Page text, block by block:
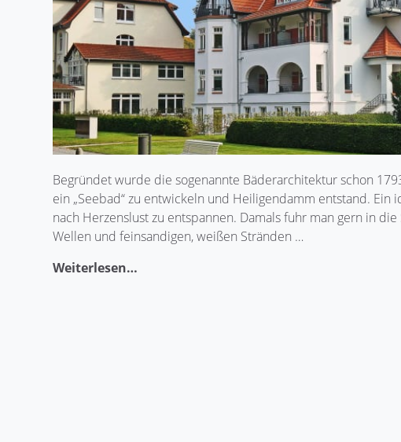
Begründet wurde die sogenannte Bäderarchitektur schon
ein „Seebad“ zu entwickeln und Heiligendamm entstand.
nach Herzenslust zu entspannen. Damals fuhr man gern in
Wellen und feinsandigen, weißen Stränden …
Weiterlesen…